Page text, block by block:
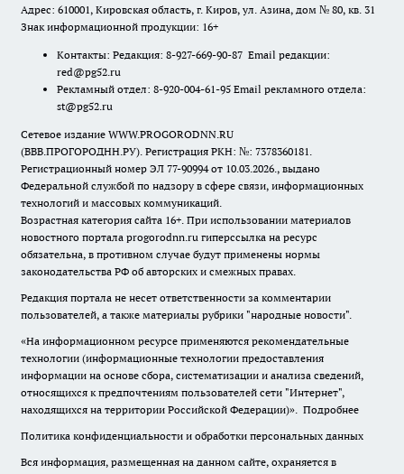
Адрес: 610001, Кировская область, г. Киров, ул. Азина, дом № 80, кв. 31
Знак информационной продукции: 16+
Контакты: Редакция: 8-927-669-90-87 Email редакции:
red@pg52.ru
Рекламный отдел: 8-920-004-61-95 Email рекламного отдела:
st@pg52.ru
Сетевое издание WWW.PROGORODNN.RU
(ВВВ.ПРОГОРОДНН.РУ). Регистрация РКН: №: 7378360181.
Регистрационный номер ЭЛ 77-90994 от 10.03.2026., выдано
Федеральной службой по надзору в сфере связи, информационных
технологий и массовых коммуникаций.
Возрастная категория сайта 16+. При использовании материалов
новостного портала progorodnn.ru гиперссылка на ресурс
обязательна, в противном случае будут применены нормы
законодательства РФ об авторских и смежных правах.
Редакция портала не несет ответственности за комментарии
пользователей, а также материалы рубрики "народные новости".
«На информационном ресурсе применяются рекомендательные
технологии (информационные технологии предоставления
информации на основе сбора, систематизации и анализа сведений,
относящихся к предпочтениям пользователей сети "Интернет",
находящихся на территории Российской Федерации)». Подробнее
Политика конфиденциальности и обработки персональных данных
Вся информация, размещенная на данном сайте, охраняется в